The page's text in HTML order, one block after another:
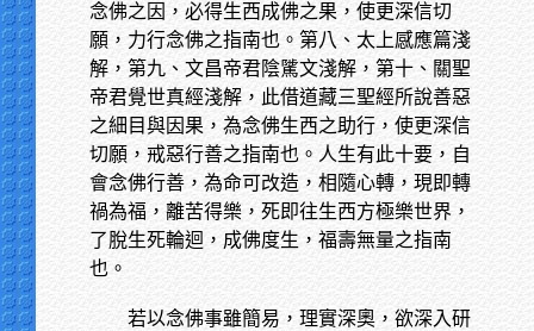
念佛之因，必得生西成佛之果，使更深信切
願，力行念佛之指南也。第八、太上感應篇淺
解，第九、文昌帝君陰騭文淺解，第十、關聖
帝君覺世真經淺解，此借道藏三聖經所說善惡
之細目與因果，為念佛生西之助行，使更深信
切願，戒惡行善之指南也。人生有此十要，自
會念佛行善，為命可改造，相隨心轉，現即轉
禍為福，離苦得樂，死即往生西方極樂世界，
了脫生死輪迴，成佛度生，福壽無量之指南
也。
若以念佛事雖簡易，理實深奧，欲深入研